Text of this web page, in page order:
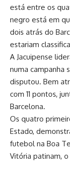
está entre os
negro está em
dois atrás do
estariam
A Jacuipense
numa campanha
disputou. Bem
com 11 pontos,
Barcelona.
Os quatro
Estado,
futebol na Boa
Vitória patinam,